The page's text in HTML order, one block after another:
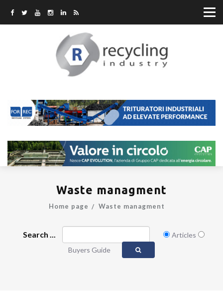
Waste managment
Home page Waste managment
Search ...
Articles
Buyers Guide